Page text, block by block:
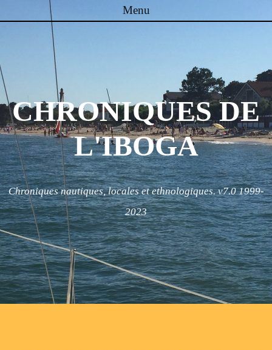
Menu
Skip to content
CHRONIQUES DE
L'IBOGA
Chroniques nautiques, locales et ethnologiques. v7.0 1999-
2023